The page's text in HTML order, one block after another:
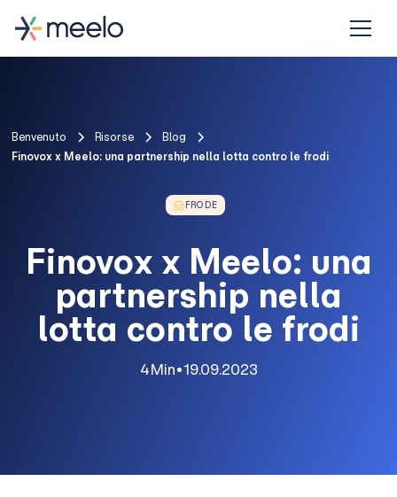
Benvenuto Risorse
Blog
Finovox x Meelo: una partnership nella lotta contro le frodi
FRODE
Finovox x Meelo: una
partnership nella
lotta contro le frodi
4Min•19.09.2023